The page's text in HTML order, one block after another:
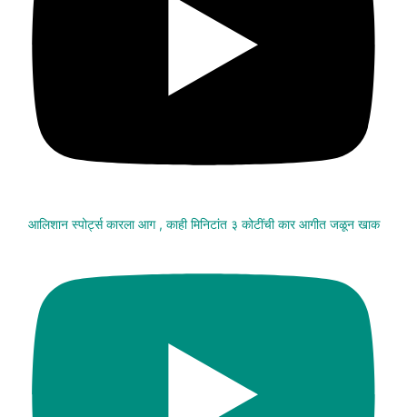
आलिशान स्पोर्ट्स कारला आग , काही मिनिटांत ३ कोटींची कार आगीत जळून खाक